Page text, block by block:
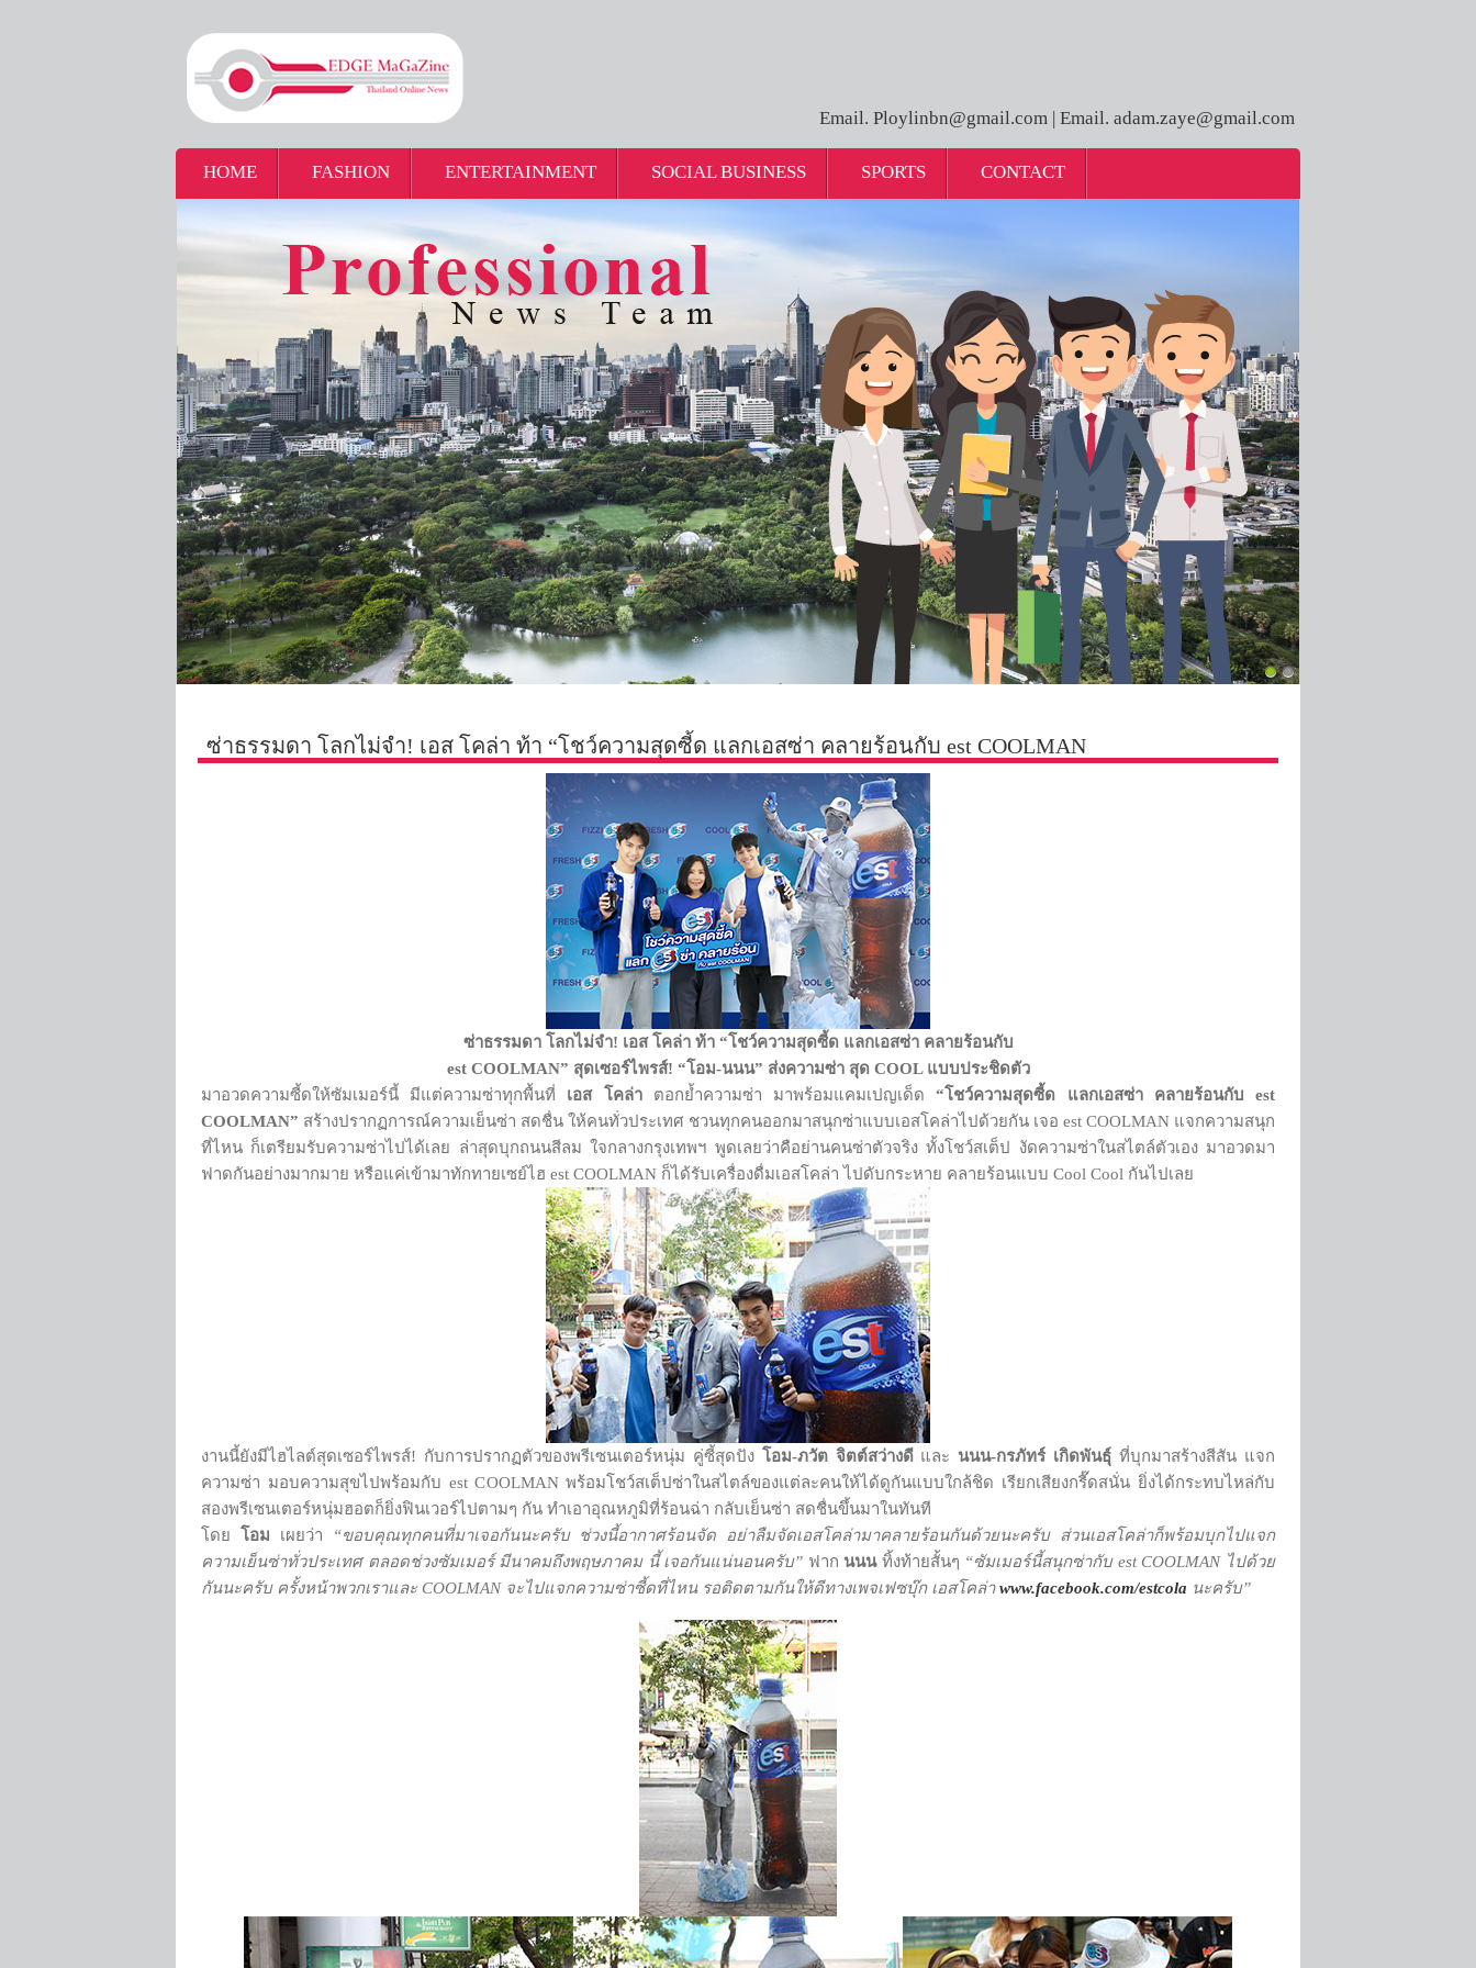
Email. Ploylinbn@gmail.com | Email. adam.zaye@gmail.com
HOME FASHION ENTERTAINMENT SOCIAL BUSINESS SPORTS CONTACT
ซ่าธรรมดา โลกไม่จำ! เอส โคล่า ท้า “โชว์ความสุดซี้ด แลกเอสซ่า คลายร้อนกับ est COOLMAN
ซ่าธรรมดา โลกไม่จำ! เอส โคล่า ท้า “โชว์ความสุดซี้ด แลกเอสซ่า คลายร้อนกับ
est COOLMAN” สุดเซอร์ไพรส์! “โอม-นนน” ส่งความซ่า สุด COOL แบบประชิดตัว
มาอวดความซี้ดให้ซัมเมอร์นี้ มีแต่ความซ่าทุกพื้นที่ เอส โคล่า ตอกย้ำความซ่า มาพร้อมแคมเปญเด็ด“โชว์ความสุดซี้ด แลกเอสซ่า คลายร้อนกับest
COOLMAN” สร้างปรากฏการณ์ความเย็นซ่า สดชื่น ให้คนทั่วประเทศ ชวนทุกคนออกมาสนุกซ่าแบบเอสโคล่าไปด้วยกัน เจอ est COOLMAN แจกความสนุก
ที่ไหน ก็เตรียมรับความซ่าไปได้เลย ล่าสุดบุกถนนสีลม ใจกลางกรุงเทพฯ พูดเลยว่าคือย่านคนซ่าตัวจริง ทั้งโชว์สเต็ป งัดความซ่าในสไตล์ตัวเอง มาอวดมา
ฟาดกันอย่างมากมาย หรือแค่เข้ามาทักทายเซย์ไฮ est COOLMAN ก็ได้รับเครื่องดื่มเอสโคล่า ไปดับกระหาย คลายร้อนแบบ Cool Cool กันไปเลย
งานนี้ยังมีไฮไลต์สุดเซอร์ไพรส์! กับการปรากฏตัวของพรีเซนเตอร์หนุ่ม คู่ซี้สุดปัง โอม-ภวัต จิตต์สว่างดีและ นนน-กรภัทร์ เกิดพันธุ์ ที่บุกมาสร้างสีสัน แจก
ความซ่า มอบความสุขไปพร้อมกับ est COOLMAN พร้อมโชว์สเต็ปซ่าในสไตล์ของแต่ละคนให้ได้ดูกันแบบใกล้ชิด เรียกเสียงกรี๊ดสนั่น ยิ่งได้กระทบไหล่กับ
สองพรีเซนเตอร์หนุ่มฮอตก็ยิ่งฟินเวอร์ไปตามๆ กัน ทำเอาอุณหภูมิที่ร้อนฉ่า กลับเย็นซ่า สดชื่นขึ้นมาในทันที
โดย
โอม เผยว่า
“ขอบคุณทุกคนที่มาเจอกันนะครับ ช่วงนี้อากาศร้อนจัด อย่าลืมจัดเอสโคล่ามาคลายร้อนกันด้วยนะครับ ส่วนเอสโคล่าก็พร้อมบุกไปแจก
ความเย็นซ่าทั่วประเทศ ตลอดช่วงซัมเมอร์ มีนาคมถึงพฤษภาคม นี้ เจอกันแน่นอนครับ” ฟาก นนน ทิ้งท้ายสั้นๆ “ซัมเมอร์นี้สนุกซ่ากับ est COOLMAN ไปด้วย
กันนะครับ ครั้งหน้าพวกเราและ COOLMAN จะไปแจกความซ่าซี้ดที่ไหน รอติดตามกันให้ดีทางเพจเฟซบุ๊ก เอสโคล่าwww.facebook.com/estcola นะครับ”